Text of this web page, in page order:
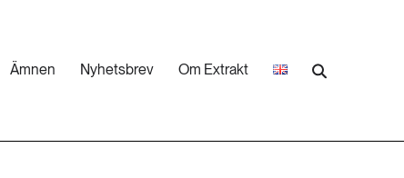
Ämnen Nyhetsbrev Om Extrakt